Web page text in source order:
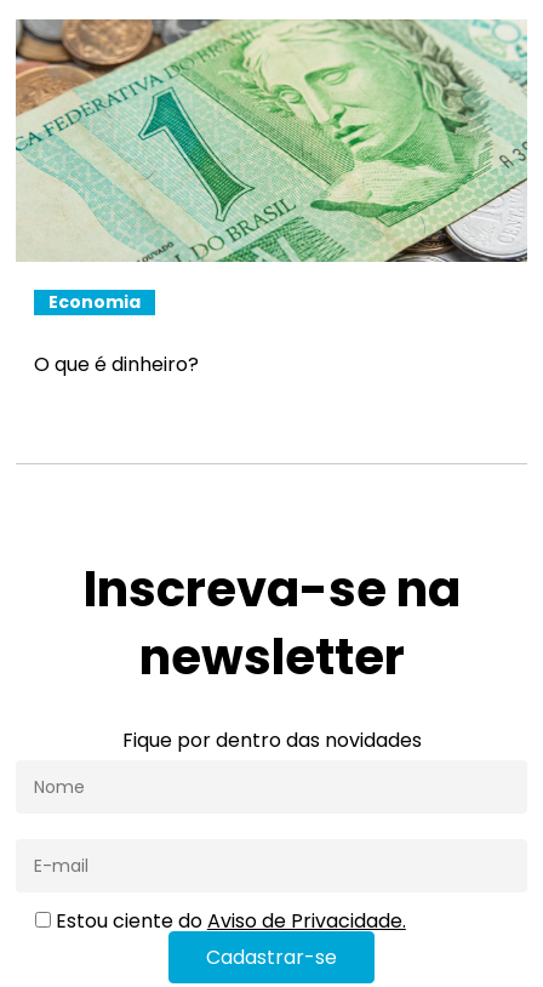
Economia
O que é dinheiro?
Inscreva-se na
newsletter
Fique por dentro das novidades
Estou ciente doAviso de Privacidade.